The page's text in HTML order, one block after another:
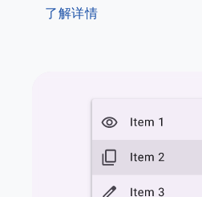
了解详情